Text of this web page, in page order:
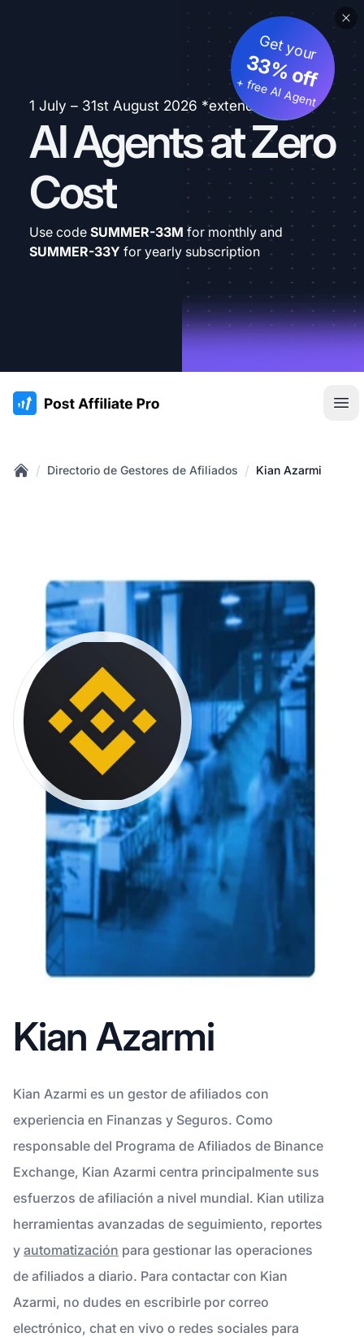
1 July – 31st August 2026 *extended
AI Agents at Zero
Cost
Get your
33% off
+ free AI Agent
Use code SUMMER-33M for monthly and
SUMMER-33Y for yearly subscription
:site.title
/ Directorio de Gestores de Afiliados / Kian Azarmi
Kian Azarmi
Kian Azarmi es un gestor de afiliados con
experiencia en Finanzas y Seguros. Como
responsable del Programa de Afiliados de Binance
Exchange, Kian Azarmi centra principalmente sus
esfuerzos de afiliación a nivel mundial. Kian utiliza
herramientas avanzadas de seguimiento, reportes
y automatización para gestionar las operaciones
de afiliados a diario. Para contactar con Kian
Azarmi, no dudes en escribirle por correo
electrónico, chat en vivo o redes sociales para